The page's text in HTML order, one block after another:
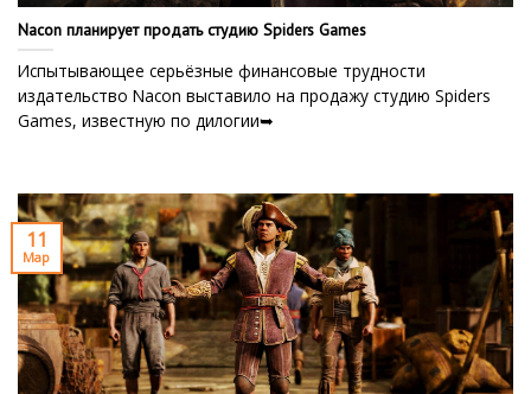
Nacon планирует продать студию Spiders Games
Испытывающее серьёзные финансовые трудности
издательство Nacon выставило на продажу студию Spiders
Games, известную по дилогии➥
11
Мар